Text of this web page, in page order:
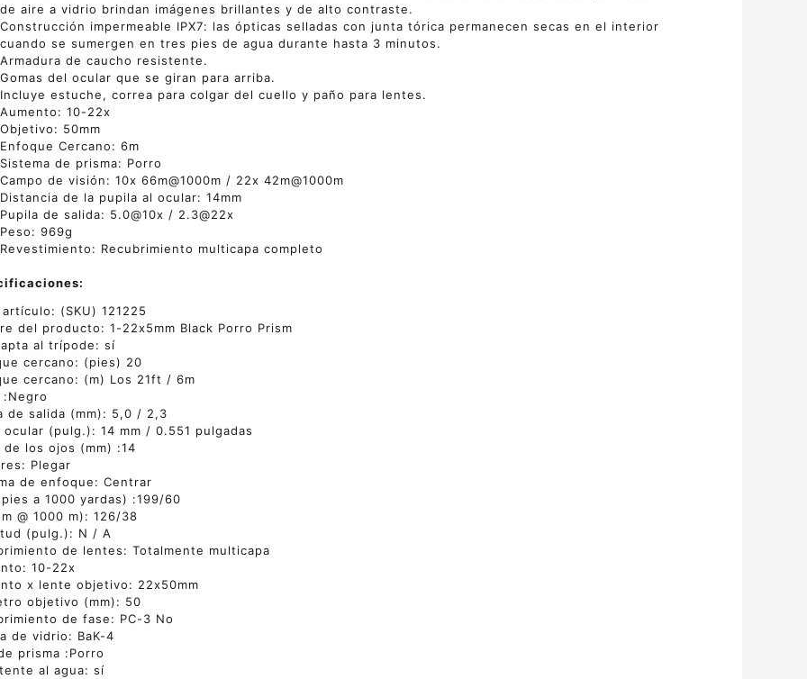
de aire a vidrio brindan imágenes brillantes y de alto contraste.
Construcción impermeable IPX7: las ópticas selladas con junta tórica permanecen secas en el interior
cuando se sumergen en tres pies de agua durante hasta 3 minutos.
Armadura de caucho resistente.
Gomas del ocular que se giran para arriba.
Incluye estuche, correa para colgar del cuello y paño para lentes.
Aumento: 10-22x
Objetivo: 50mm
Enfoque Cercano: 6m
Sistema de prisma: Porro
Campo de visión: 10x 66m@1000m / 22x 42m@1000m
Distancia de la pupila al ocular: 14mm
Pupila de salida: 5.0@10x / 2.3@22x
Peso: 969g
Revestimiento: Recubrimiento multicapa completo
(SKU) 121225
del producto: 1-22x5mm Black Porro Prism
al trípode: sí
cercano: (pies) 20
cercano: (m) Los 21ft / 6m
de salida (mm): 5,0 / 2,3
ocular (pulg.): 14 mm / 0.551 pulgadas
de los ojos (mm) :14
Plegar
de enfoque: Centrar
a 1000 yardas) :199/60
@ 1000 m): 126/38
(pulg.): N / A
de lentes: Totalmente multicapa
10-22x
x lente objetivo: 22x50mm
objetivo (mm): 50
de fase: PC-3 No
de vidrio: BaK-4
prisma :Porro
al agua: sí